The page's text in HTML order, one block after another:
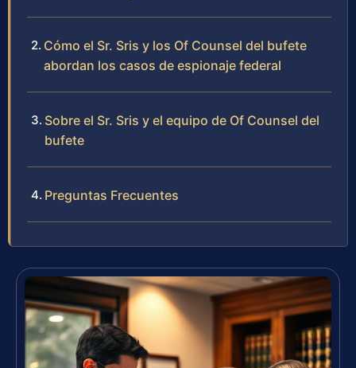
Cómo el Sr. Sris y los Of Counsel del bufete
abordan los casos de espionaje federal
Sobre el Sr. Sris y el equipo de Of Counsel del
bufete
Preguntas Frecuentes